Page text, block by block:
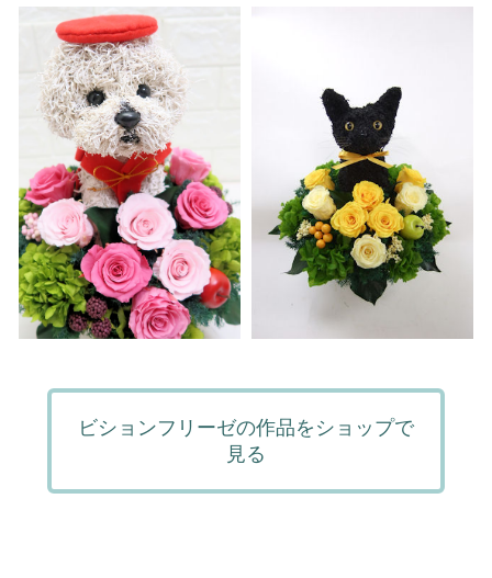
ビションフリーゼの作品をショップで
見る